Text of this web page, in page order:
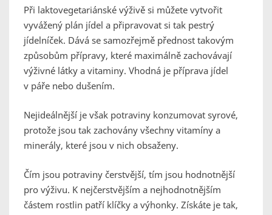
Při laktovegetariánské výživě si můžete vytvořit
vyvážený plán jídel a připravovat si tak pestrý
jídelníček. Dává se samozřejmě přednost takovým
způsobům přípravy, které maximálně zachovávají
výživné látky a vitaminy. Vhodná je příprava jídel
v páře nebo dušením.
Nejideálnější je však potraviny konzumovat syrové,
protože jsou tak zachovány všechny vitamíny a
minerály, které jsou v nich obsaženy.
Čím jsou potraviny čerstvější, tím jsou hodnotnější
pro výživu. K nejčerstvějším a nejhodnotnějším
částem rostlin patří klíčky a výhonky. Získáte je tak,